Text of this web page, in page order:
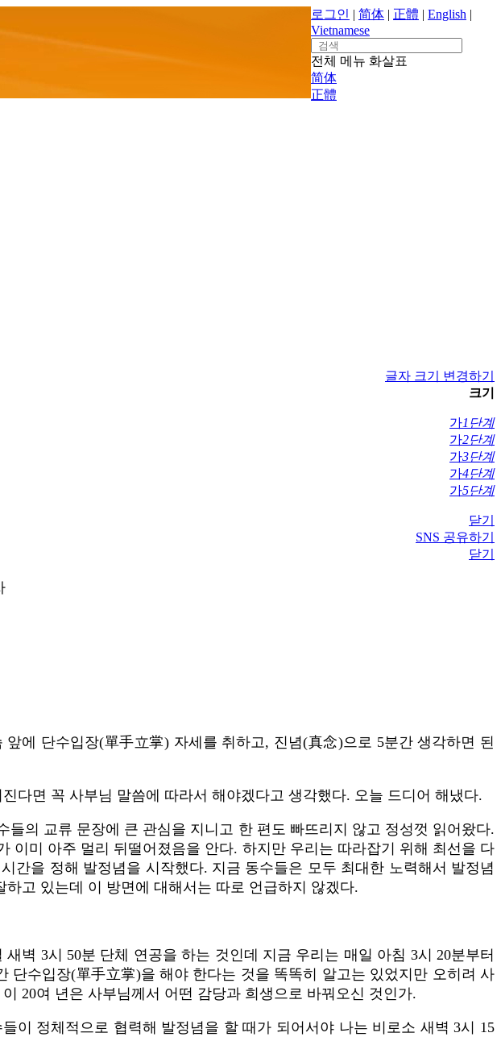
로그인 | 简体 | 正體 | English |
Vietnamese
Search
for:
전체 메뉴 화살표
简体
正體
글자 크기 변경하기
크기
가1단계
가2단계
가3단계
가4단계
가5단계
닫기
SNS 공유하기
닫기
에 단수입장(單手立掌) 자세를 취하고, 진념(真念)으로 5분간 생각하면 된
다면 꼭 사부님 말씀에 따라서 해야겠다고 생각했다. 오늘 드디어 해냈다.
의 교류 문장에 큰 관심을 지니고 한 편도 빠뜨리지 않고 정성껏 읽어왔다.
이미 아주 멀리 뒤떨어졌음을 안다. 하지만 우리는 따라잡기 위해 최선을 다
간을 정해 발정념을 시작했다. 지금 동수들은 모두 최대한 노력해서 발정념
고 있는데 이 방면에 대해서는 따로 언급하지 않겠다.
벽 3시 50분 단체 연공을 하는 것인데 지금 우리는 매일 아침 3시 20분부터
수입장(單手立掌)을 해야 한다는 것을 똑똑히 알고는 있었지만 오히려 사
20여 년은 사부님께서 어떤 감당과 희생으로 바꿔오신 것인가.
이 정체적으로 협력해 발정념을 할 때가 되어서야 나는 비로소 새벽 3시 15